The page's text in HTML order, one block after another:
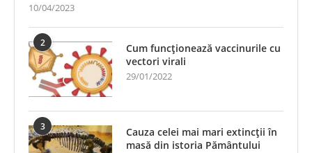
10/04/2023
2
Cum funcționează vaccinurile cu
vectori virali
29/01/2022
3
Cauza celei mai mari extincții în
masă din istoria Pământului